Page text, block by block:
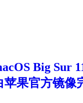
Big Sur
苹果官方镜像